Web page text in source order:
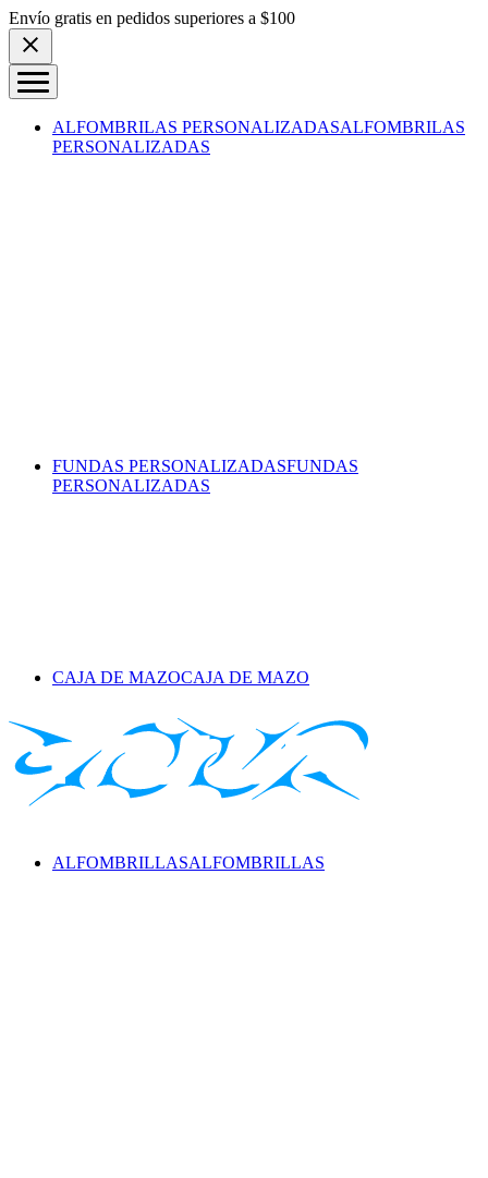
Skip to content
Envío gratis en pedidos superiores a $100
ALFOMBRILAS PERSONALIZADASALFOMBRILAS
PERSONALIZADAS
FUNDAS PERSONALIZADASFUNDAS
PERSONALIZADAS
CAJA DE MAZOCAJA DE MAZO
ALFOMBRILLASALFOMBRILLAS